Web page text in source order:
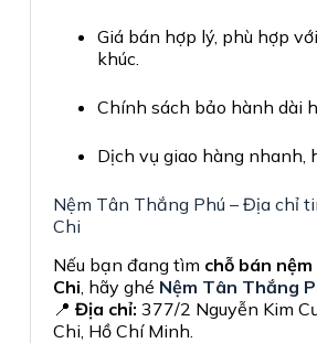
Giá bán hợp lý, phù hợp
khúc.
Chính sách bảo hành dài
Dịch vụ giao hàng nhanh,
Nệm Tân Thắng Phú – Địa chỉ
Chi
Nếu bạn đang tìm chỗ bán
Chi , hãy ghé Nệm Tân Thắng
📍Địa chỉ: 377/2 Nguyễn Kim
Chi, Hồ Chí Minh.